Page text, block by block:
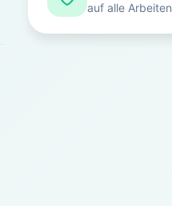
auf alle Arbeiten